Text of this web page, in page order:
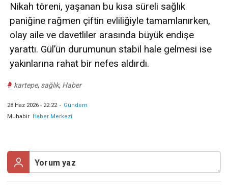
Nikah töreni, yaşanan bu kısa süreli sağlık
paniğine rağmen çiftin evliliğiyle tamamlanırken,
olay aile ve davetliler arasında büyük endişe
yarattı. Gül’ün durumunun stabil hale gelmesi ise
yakınlarına rahat bir nefes aldırdı.
# kartepe, sağlık, Haber
28 Haz 2026 - 22:22 - Gündem
Muhabir
Haber Merkezi